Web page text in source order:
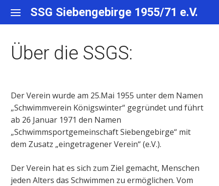
content
SSG Siebengebirge 1955/71 e.V.
Über die SSGS:
Der Verein wurde am 25.Mai 1955 unter dem Namen
„Schwimmverein Königswinter“ gegründet und führt
ab 26 Januar 1971 den Namen
„Schwimmsportgemeinschaft Siebengebirge“ mit
dem Zusatz „eingetragener Verein“ (e.V.).
Der Verein hat es sich zum Ziel gemacht, Menschen
jeden Alters das Schwimmen zu ermöglichen. Vom